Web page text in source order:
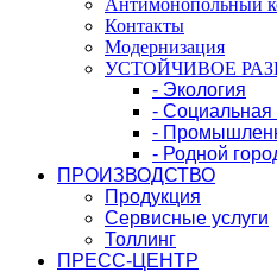
Антимонопольный
Контакты
Модернизация
УСТОЙЧИВОЕ
- Экология
- Социальная
-
- Родной
ПРОИЗВОДСТВО
Продукция
Сервисные услуги
Толлинг
ПРЕСС-ЦЕНТР